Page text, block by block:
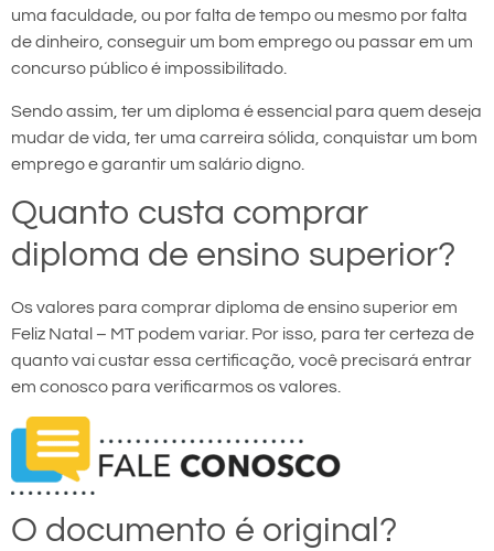
uma faculdade, ou por falta de tempo ou mesmo por falta
de dinheiro, conseguir um bom emprego ou passar em um
concurso público é impossibilitado.
Sendo assim, ter um diploma é essencial para quem deseja
mudar de vida, ter uma carreira sólida, conquistar um bom
emprego e garantir um salário digno.
Quanto custa comprar
diploma de ensino superior?
Os valores para comprar diploma de ensino superior em
Feliz Natal – MT podem variar. Por isso, para ter certeza de
quanto vai custar essa certificação, você precisará entrar
em conosco para verificarmos os valores.
O documento é original?